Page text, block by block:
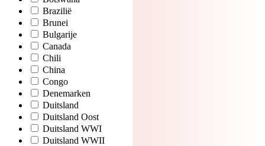
Brazilië
Brunei
Bulgarije
Canada
Chili
China
Congo
Denemarken
Duitsland
Duitsland Oost
Duitsland WWI
Duitsland WWII